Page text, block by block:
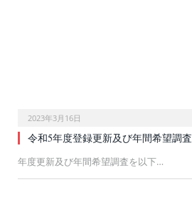
2023年3月16日
令和5年度登録更新及び年間希望調査
年度更新及び年間希望調査を以下…